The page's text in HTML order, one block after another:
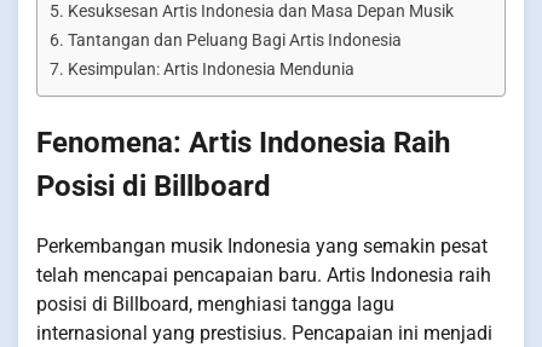
Kesuksesan Artis Indonesia dan Masa Depan Musik
Tantangan dan Peluang Bagi Artis Indonesia
Kesimpulan: Artis Indonesia Mendunia
Fenomena: Artis Indonesia Raih
Posisi di Billboard
Perkembangan musik Indonesia yang semakin pesat
telah mencapai pencapaian baru. Artis Indonesia raih
posisi di Billboard, menghiasi tangga lagu
internasional yang prestisius. Pencapaian ini menjadi